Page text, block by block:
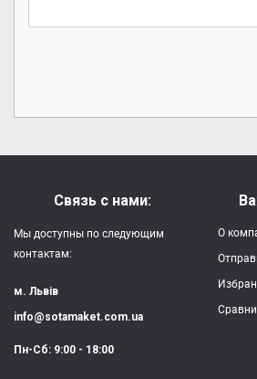
Связь с нами:
Мы доступны по следующим
контактам:
м. Львів
info@sotamaket.com.ua
Пн-Сб: 9:00 - 18:00
О